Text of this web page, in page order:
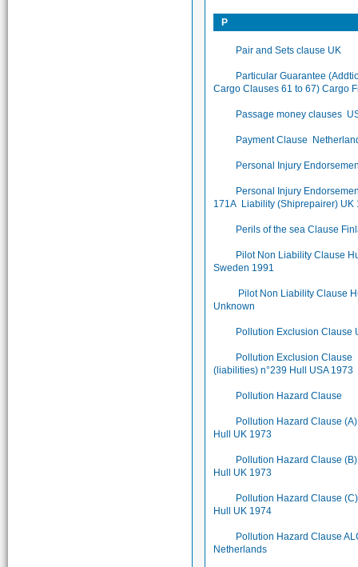
P
Pair and Sets clause UK
Particular Guarantee
Cargo Clauses 61 to 67) Cargo
Passage money clauses
Payment Clause
Personal Injury
Personal Injury
171A Liability (Shiprepairer) UK
Perils of the sea Clause
Pilot Non Liability Clause
Sweden 1991
Pilot Non Liability Clause
Unknown
Pollution Exclusion Clause
Pollution Exclusion Clause
(liabilities) n°239 Hull USA 1973
Pollution Hazard Clause
Pollution Hazard Clause
Hull UK 1973
Pollution Hazard Clause
Hull UK 1973
Pollution Hazard Clause
Hull UK 1974
Pollution Hazard Clause
Netherlands